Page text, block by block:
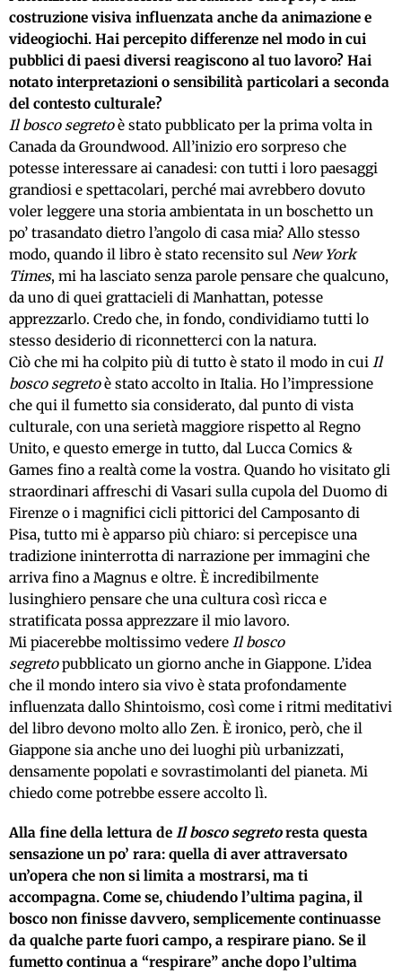
costruzione visiva influenzata anche da animazione e
videogiochi. Hai percepito differenze nel modo in cui
pubblici di paesi diversi reagiscono al tuo lavoro? Hai
notato interpretazioni o sensibilità particolari a seconda
del contesto culturale?
Il bosco segretoè stato pubblicato per la prima volta in
Canada da Groundwood. All’inizio ero sorpreso che
potesse interessare ai canadesi: con tutti i loro paesaggi
grandiosi e spettacolari, perché mai avrebbero dovuto
voler leggere una storia ambientata in un boschetto un
po’ trasandato dietro l’angolo di casa mia? Allo stesso
modo, quando il libro è stato recensito sul New York
Times, mi ha lasciato senza parole pensare che qualcuno,
da uno di quei grattacieli di Manhattan, potesse
apprezzarlo. Credo che, in fondo, condividiamo tutti lo
stesso desiderio di riconnetterci con la natura.
Ciò che mi ha colpito più di tutto è stato il modo in cui Il
bosco segretoè stato accolto in Italia. Ho l’impressione
che qui il fumetto sia considerato, dal punto di vista
culturale, con una serietà maggiore rispetto al Regno
Unito, e questo emerge in tutto, dal Lucca Comics &
Games fino a realtà come la vostra. Quando ho visitato gli
straordinari affreschi di Vasari sulla cupola del Duomo di
Firenze o i magnifici cicli pittorici del Camposanto di
Pisa, tutto mi è apparso più chiaro: si percepisce una
tradizione ininterrotta di narrazione per immagini che
arriva fino a Magnus e oltre. È incredibilmente
lusinghiero pensare che una cultura così ricca e
stratificata possa apprezzare il mio lavoro.
Mi piacerebbe moltissimo vedere Il bosco
segretopubblicato un giorno anche in Giappone. L’idea
che il mondo intero sia vivo è stata profondamente
influenzata dallo Shintoismo, così come i ritmi meditativi
del libro devono molto allo Zen. È ironico, però, che il
Giappone sia anche uno dei luoghi più urbanizzati,
densamente popolati e sovrastimolanti del pianeta. Mi
chiedo come potrebbe essere accolto lì.
Alla fine della lettura de Il bosco segretoresta questa
sensazione un po’ rara: quella di aver attraversato
un’opera che non si limita a mostrarsi, ma ti
accompagna. Come se, chiudendo l’ultima pagina, il
bosco non finisse davvero, semplicemente continuasse
da qualche parte fuori campo, a respirare piano. Se il
fumetto continua a “respirare” anche dopo l’ultima